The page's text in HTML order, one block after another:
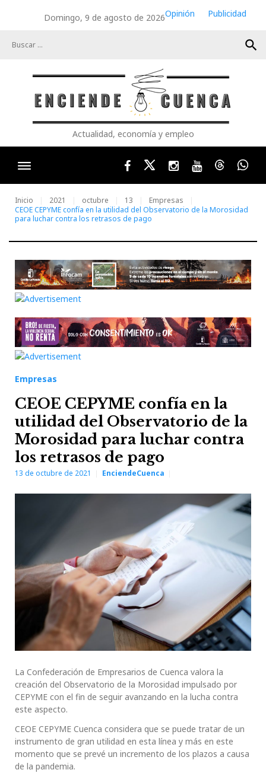
Domingo, 9 de agosto de 2026Opinión
Publicidad
search
Actualidad, economía y empleo
FacebookTwitterInstagram
YoutubeThreads
Inicio 2021 octubre 13
Empresas
CEOE CEPYME confía en la utilidad del Observatorio de la Morosidad
para luchar contra los retrasos de pago
Empresas
CEOE CEPYME confía en la
utilidad del Observatorio de la
Morosidad para luchar contra
los retrasos de pago
13 de octubre de 2021 EnciendeCuenca
La Confederación de Empresarios de Cuenca valora la
creación del Observatorio de la Morosidad impulsado por
CEPYME con el fin de seguir avanzando en la lucha contra
este aspecto.
CEOE CEPYME Cuenca considera que se puede tratar de un
instrumento de gran utilidad en esta línea y más en este
momento que se prevé un incremento de los plazos a causa
de la pandemia.